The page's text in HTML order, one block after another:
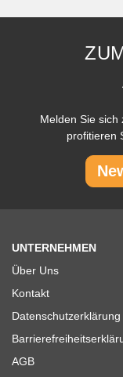
Melden Sie sich
profitieren
UNTERNEHMEN
Über Uns
Kontakt
Datenschutzerklärung
AGB